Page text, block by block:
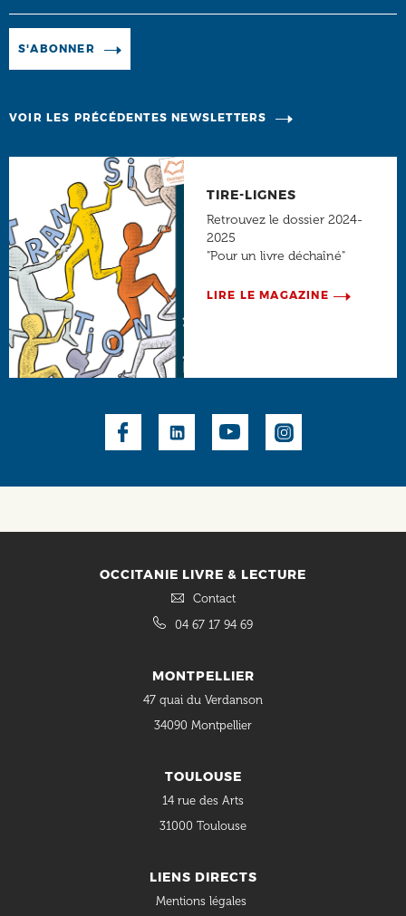
S'ABONNER
VOIR LES PRÉCÉDENTES NEWSLETTERS
TIRE-LIGNES
Retrouvez le dossier 2024-
2025
"Pour un livre déchaîné"
LIRE LE MAGAZINE
OCCITANIE LIVRE & LECTURE
Contact
04 67 17 94 69
MONTPELLIER
47 quai du Verdanson
34090 Montpellier
TOULOUSE
14 rue des Arts
31000 Toulouse
LIENS DIRECTS
Mentions légales